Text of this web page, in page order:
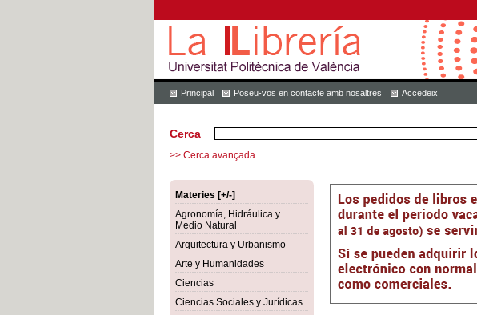
Principal Poseu-vos en contacte amb nosaltres Accedeix
Cerca
>> Cerca avançada
Materies [+/-]
Agronomía, Hidráulica y
Medio Natural
Arquitectura y Urbanismo
Arte y Humanidades
Ciencias
Ciencias Sociales y Jurídicas